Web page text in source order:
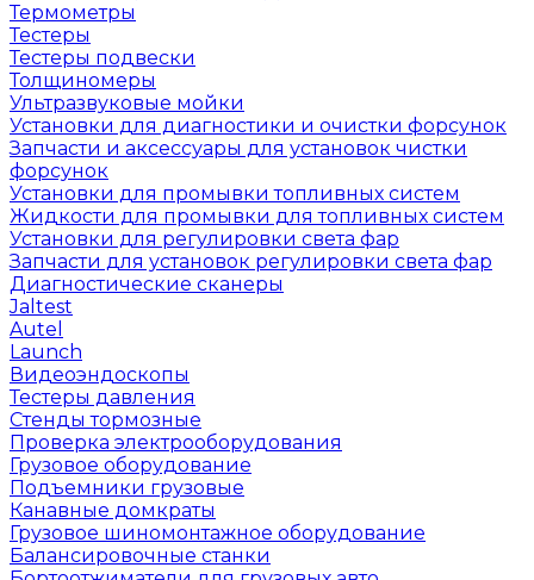
Термометры
Тестеры
Тестеры подвески
Толщиномеры
Ультразвуковые мойки
Установки для диагностики и очистки форсунок
Запчасти и аксессуары для установок чистки
форсунок
Установки для промывки топливных систем
Жидкости для промывки для топливных систем
Установки для регулировки света фар
Запчасти для установок регулировки света фар
Диагностические сканеры
Jaltest
Autel
Launch
Видеоэндоскопы
Тестеры давления
Стенды тормозные
Проверка электрооборудования
Грузовое оборудование
Подъемники грузовые
Канавные домкраты
Грузовое шиномонтажное оборудование
Балансировочные станки